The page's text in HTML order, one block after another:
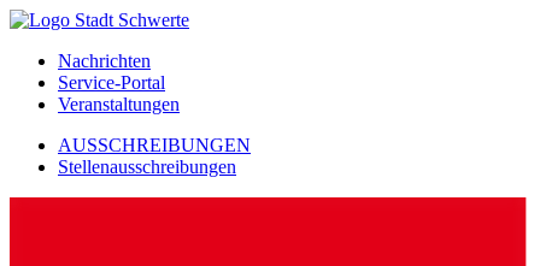
Nachrichten
Service-Portal
Veranstaltungen
AUSSCHREIBUNGEN
Stellenausschreibungen